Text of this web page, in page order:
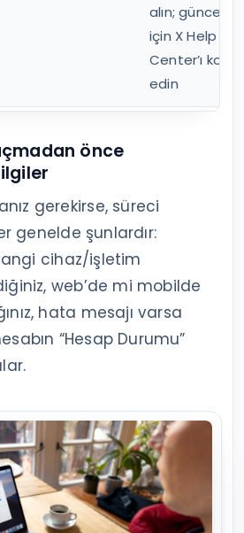
alın; güncel
için X Help
Center’ı
edin
önce
gerekirse, süreci
genelde şunlardır:
cihaz/işletim
web’de mi mobilde
hata mesajı varsa
“Hesap Durumu”